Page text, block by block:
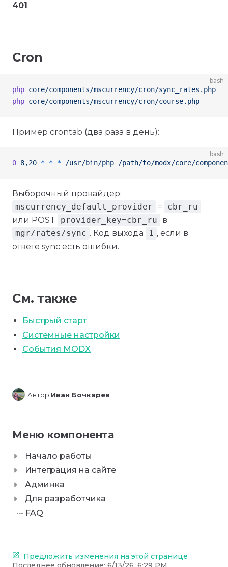
401.
Cron
bash
php core/components/mscurrency/cron/sync_rates.php
php core/components/mscurrency/cron/course.php
Пример crontab (два раза в день):
bash
0 8,20 * * * /usr/bin/php /path/to/modx/core/
Выборочный провайдер:
mscurrency_default_provider
=
cbr_ru
или POST
provider_key=cbr_ru
в
mgr/rates/sync . Код выхода 1 , если в
ответе sync есть ошибки.
См. также
Быстрый старт
Системные настройки
События MODX
Автор:Иван Бочкарев
Меню компонента
Начало работы
Интеграция на сайте
Админка
Для разработчика
FAQ
Предложить изменения на этой странице